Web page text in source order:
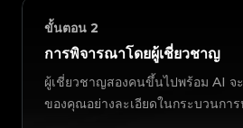
ขั้นตอน 2
การพิจารณาโดยผู้เชี่ยวชาญ
ผู้เชี่ยวชาญสองคนขึ้นไปพร้อม AI จ
ของคุณอย่างละเอียดในกระบวนกา